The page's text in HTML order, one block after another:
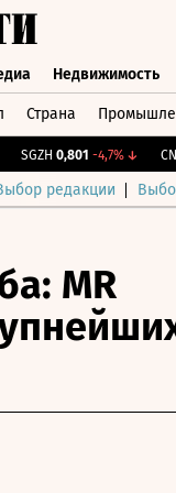
Недвижимость
Страна
SGZH 0,801 -4,7%↓ CNY
редакции
MR